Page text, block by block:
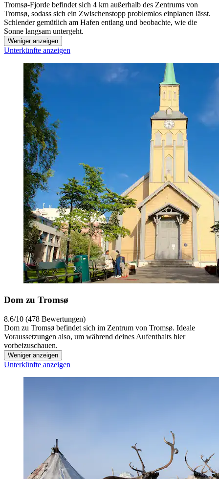
Tromsø-Fjorde befindet sich 4 km außerhalb des Zentrums von
Tromsø, sodass sich ein Zwischenstopp problemlos einplanen lässt.
Schlender gemütlich am Hafen entlang und beobachte, wie die
Sonne langsam untergeht.
Weniger anzeigen
Unterkünfte anzeigen
Dom zu Tromsø
8.6/10 (478 Bewertungen)
Dom zu Tromsø befindet sich im Zentrum von Tromsø. Ideale
Voraussetzungen also, um während deines Aufenthalts hier
vorbeizuschauen.
Weniger anzeigen
Unterkünfte anzeigen